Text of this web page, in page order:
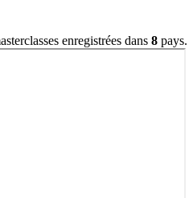
enregistrées dans 8 pays.